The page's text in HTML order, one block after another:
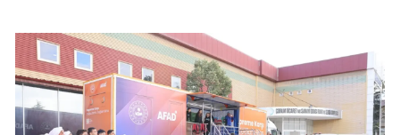
Kastamonu
Kayseri